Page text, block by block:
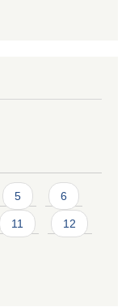
5 6
11
12